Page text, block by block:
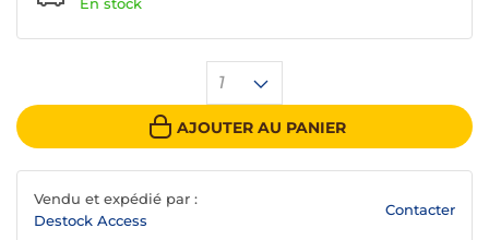
1
AJOUTER AU PANIER
En stock
Vendu et expédié par :
Destock Access
Contacter